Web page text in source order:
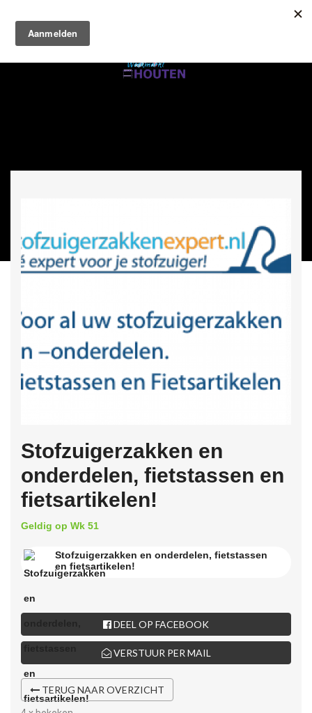
Stofzuigerzakken en
onderdelen, fietstassen en
fietsartikelen!
Geldig op Wk 51
Stofzuigerzakken en onderdelen, fietstassen
en fietsartikelen!
DEEL OP FACEBOOK
VERSTUUR PER MAIL
TERUG NAAR OVERZICHT